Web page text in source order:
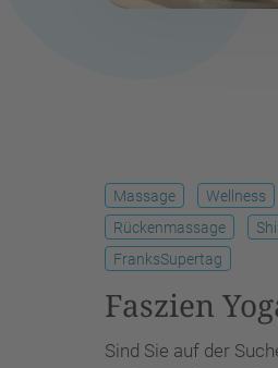
Massage Wellness
Rückenmassage
FranksSupertag
Faszien
Sind Sie auf der